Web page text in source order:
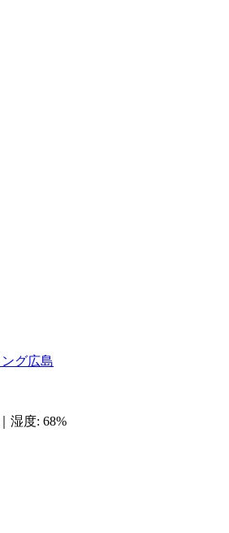
グ広島
湿度: 68%